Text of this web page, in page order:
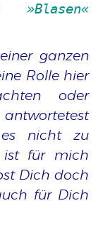
Blasen
ganzen
Rolle hier
oder
es nicht zu
ist für mich
Dich doch
für Dich